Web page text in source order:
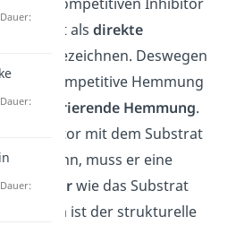
du den kompetitiven Inhibitor
Substrat als direkte
bezeichnen. Deswegen
du die kompetitive Hemmung
konkurrierende Hemmung.
Inhibitor mit dem Substrat
kann, muss er eine
Strukturwie das Substrat
Trotzdem ist der strukturelle